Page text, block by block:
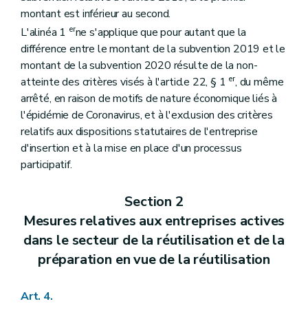
montant est inférieur au second.
L'alinéa 1 erne s'applique que pour autant que la
différence entre le montant de la subvention 2019 et le
montant de la subvention 2020 résulte de la non-
atteinte des critères visés à l'article 22, § 1 er, du même
arrêté, en raison de motifs de nature économique liés à
l'épidémie de Coronavirus, et à l'exclusion des critères
relatifs aux dispositions statutaires de l'entreprise
d'insertion et à la mise en place d'un processus
participatif.
Section 2
Mesures relatives aux entreprises actives
dans le secteur de la réutilisation et de la
préparation en vue de la réutilisation
Art. 4.